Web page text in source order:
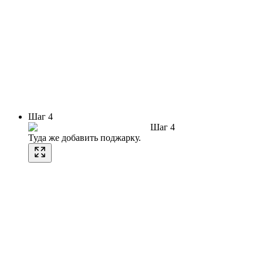
Шаг 4
Шаг 4
Туда же добавить поджарку.